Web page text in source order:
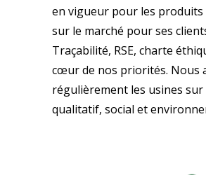
en vigueur pour les produits
sur le marché pour ses
Traçabilité, RSE, charte
cœur de nos priorités. Nous
régulièrement les usines sur
qualitatif, social et